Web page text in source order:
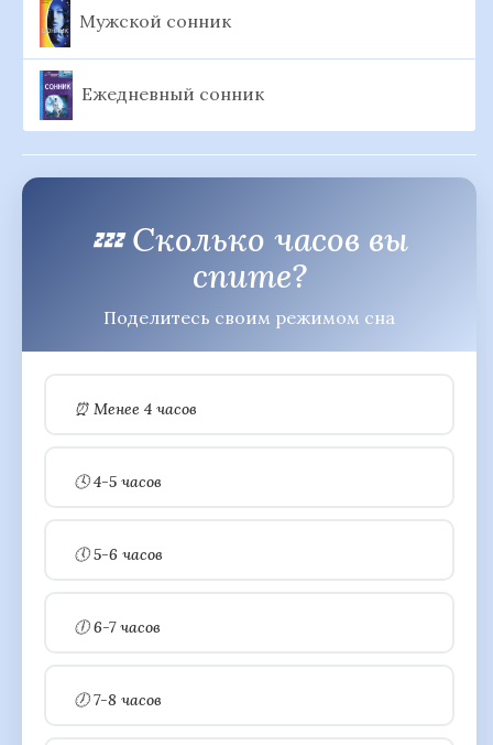
Мужской сонник
Ежедневный сонник
💤 Сколько часов вы
спите?
Поделитесь своим режимом сна
⏰ Менее 4 часов
🕓 4-5 часов
🕔 5-6 часов
🕕 6-7 часов
🕖 7-8 часов